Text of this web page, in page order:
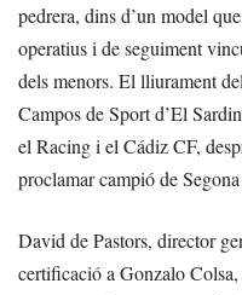
pedrera, dins d’un model
operatius i de seguiment
dels menors. El lliurament
Campos de Sport d’El
el Racing i el Cádiz CF,
proclamar campió de
David de Pastors, director
certificació a Gonzalo